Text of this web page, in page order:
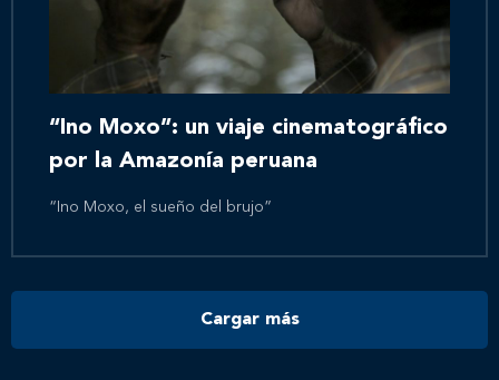
Inicio
Nosotros
Novedades
“Ino Moxo”: un viaje cinematográfico
por la Amazonía peruana
“Ino Moxo, el sueño del brujo”
Cargar más